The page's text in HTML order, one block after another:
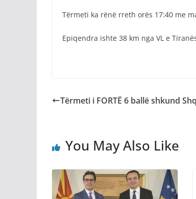
Tërmeti ka rënë rreth orës 17:40 me
Epiqendra ishte 38 km nga VL e
Tërmeti i FORTË 6 ballë shkund
You May Also Like